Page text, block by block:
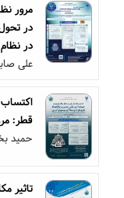
مرور
در
در
علی
قطر:
حمید
تاثیر